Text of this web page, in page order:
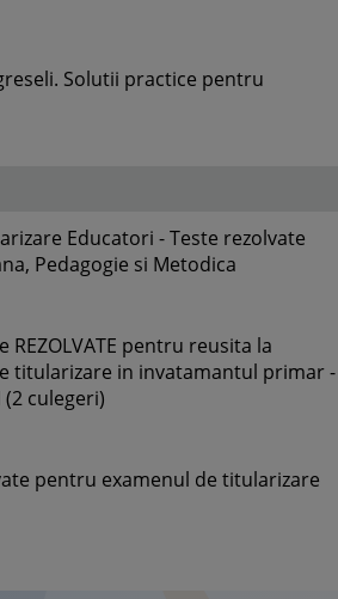
Solutii practice pentru
Educatori - Teste rezolvate
Pedagogie si Metodica
REZOLVATE pentru reusita la
titularizare in invatamantul primar -
(2 culegeri)
pentru examenul de titularizare